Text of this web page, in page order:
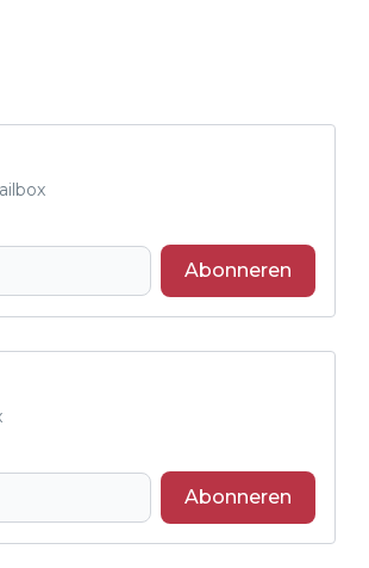
Abonneren
Abonneren